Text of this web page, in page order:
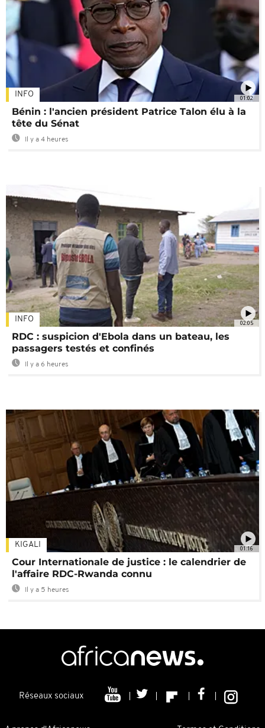
01:02
INFO
Bénin : l'ancien président Patrice Talon élu à la
tête du Sénat
Il y a 4 heures
02:05
INFO
RDC : suspicion d'Ebola dans un bateau, les
passagers testés et confinés
Il y a 6 heures
01:16
KIGALI
Cour Internationale de justice : le calendrier de
l'affaire RDC-Rwanda connu
Il y a 5 heures
Réseaux sociaux